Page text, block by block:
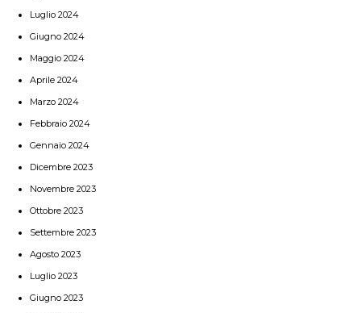
Luglio 2024
Giugno 2024
Maggio 2024
Aprile 2024
Marzo 2024
Febbraio 2024
Gennaio 2024
Dicembre 2023
Novembre 2023
Ottobre 2023
Settembre 2023
Agosto 2023
Luglio 2023
Giugno 2023